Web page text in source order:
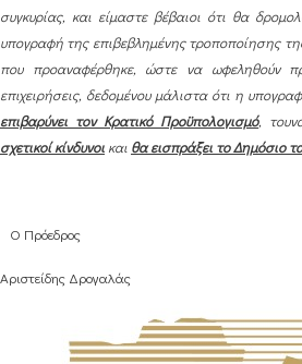
συγκυρίας, και είμαστε βέβαιοι ότι θα
υπογραφή της επιβεβλημένης τροποποίησης
που προαναφέρθηκε, ώστε να ωφεληθούν
επιχειρήσεις, δεδομένου μάλιστα ότι η
επιβαρύνει τον Κρατικό Προϋπολογισμό,
σχετικοί κίνδυνοι και θα εισπράξει το Δημόσιο
Με
Ο Πρόεδρος
Αριστείδης Δρογαλάς